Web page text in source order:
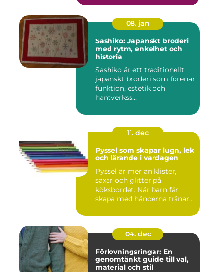
08. jan
Sashiko: Japanskt broderi
med rytm, enkelhet och
historia
Sashiko är ett traditionellt
japanskt broderi som förenar
funktion, estetik och
hantverkss...
11. dec
Pyssel som skapar lugn, lek
och lärande i vardagen
Pyssel är mer än klister,
saxar och glitter på
köksbordet. När barn får
skapa med händerna tränar
04. dec
Förlovningsringar: En
genomtänkt guide till val,
material och stil